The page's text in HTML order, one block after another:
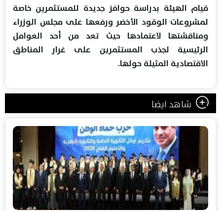
قيام الهيئة بدراسة حوافز جديدة للمستثمرين خاصة
لمشروعات الوقود الأخضر ورفعها على مجلس الوزراء
ومناقشتها لاعتمادها حيث تعد من أحد العوامل
الرئيسية لجذب المستثمرين على غرار المناطق
الاقتصادية المثيلة حولها.
شاهد ايضا